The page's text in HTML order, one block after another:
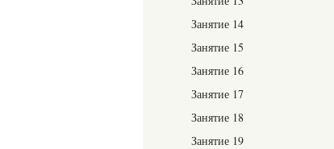
Занятие 14
Занятие 15
Занятие 16
Занятие 17
Занятие 18
Занятие 19